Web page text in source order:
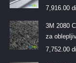
7,916.00
3M 2080
za
7,752.00